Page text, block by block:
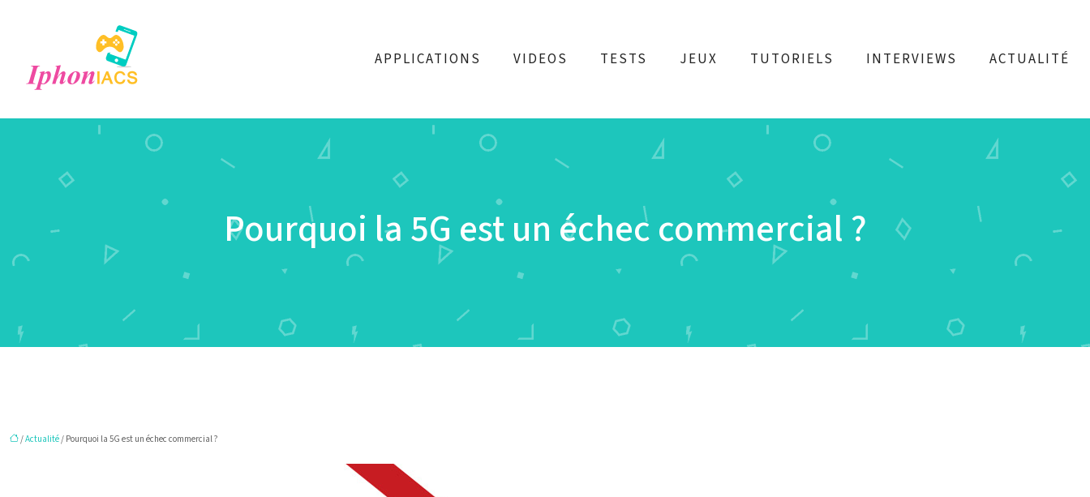
APPLICATIONS VIDEOS TESTS JEUX TUTORIELS INTERVIEWS ACTUALITÉ
Pourquoi la 5G est un échec commercial ?
/Actualité/ Pourquoi la 5G est un échec commercial ?